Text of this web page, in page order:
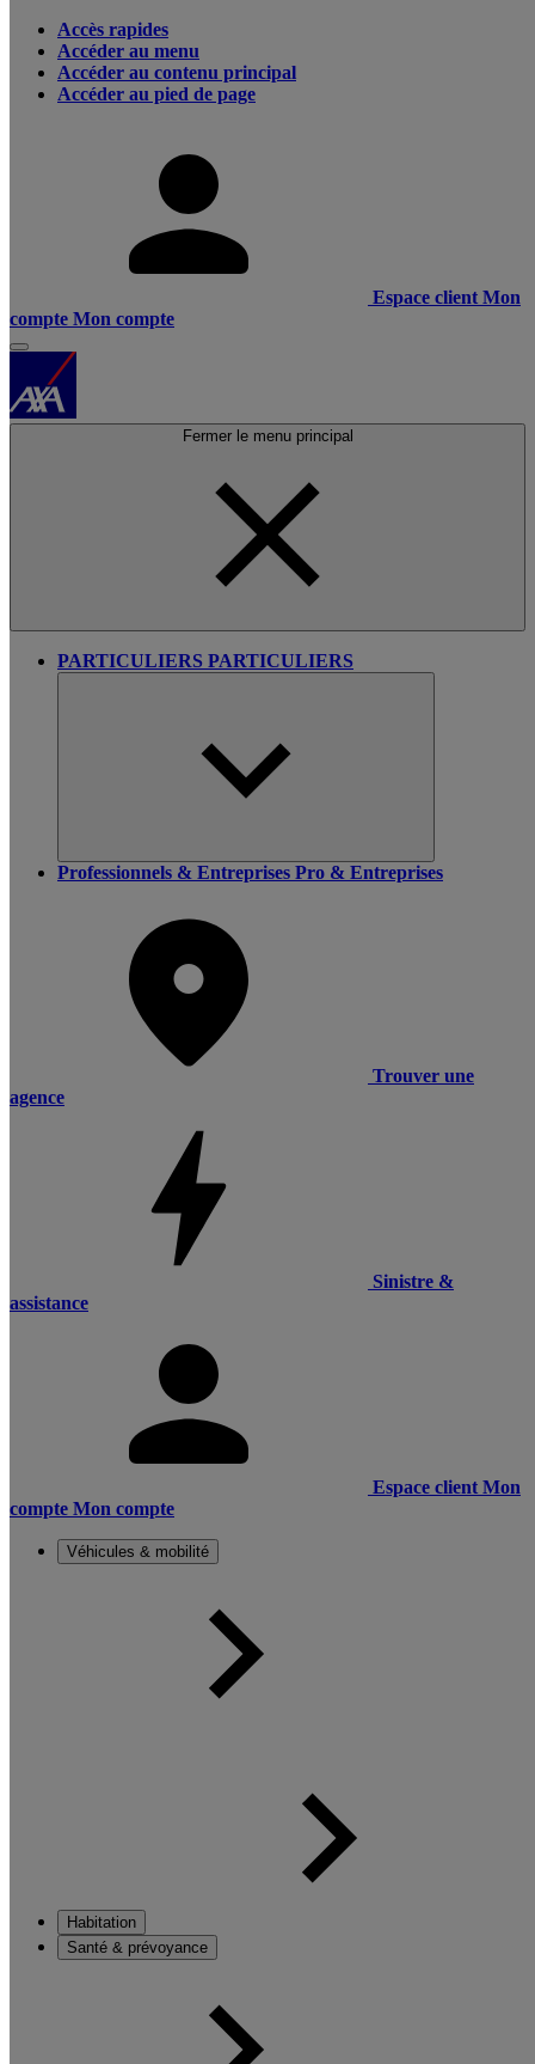
Accès rapides
Accéder au menu
Accéder au contenu principal
Accéder au pied de page
Espace client Mon
compte Mon compte
Fermer le menu principal
PARTICULIERS PARTICULIERS
Professionnels & Entreprises Pro & Entreprises
Trouver une
agence
Sinistre &
assistance
Espace client Mon
compte Mon compte
Véhicules & mobilité
Habitation
Santé & prévoyance